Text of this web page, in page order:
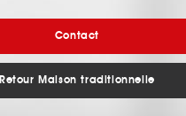
Contact
Retour Maison traditionnelle